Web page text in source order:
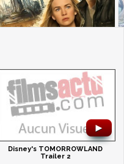
►
Disney's TOMORROWLAND
Trailer 2